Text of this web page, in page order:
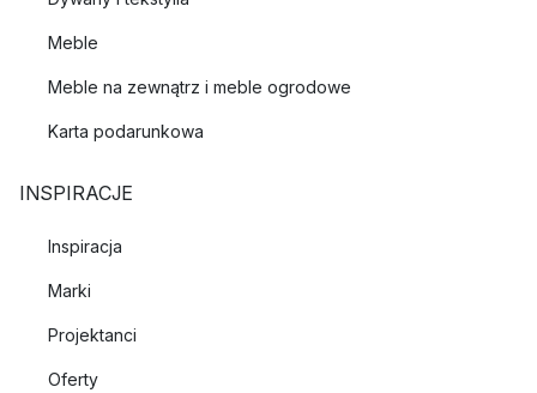
Meble
Meble na zewnątrz i meble ogrodowe
Karta podarunkowa
INSPIRACJE
Inspiracja
Marki
Projektanci
Oferty